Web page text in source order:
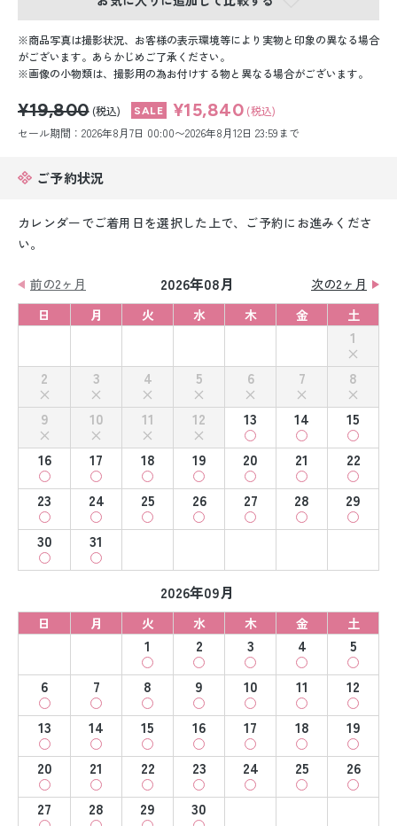
スーツレンタル
色打掛&紋付袴レンタル
白無垢&紋付袴レンタル
商品写真は撮影状況、お客様の表示環境等により実物と印象の異なる場合
がございます。あらかじめご了承ください。
画像の小物類は、撮影用の為お付けする物と異なる場合がございます。
¥19,800 (税込) ¥15,840 (税込)
セール期間：2026年8月7日 00:00〜2026年8月12日 23:59まで
ご予約状況
カレンダーでご着用日を選択した上で、ご予約にお進みくださ
い。
前の2ヶ月 2026年08月
次の2ヶ月
日
月 火 水 木 金 土
1
2
3 4 5 6 7
8
9
10 11 12 13 14
15
16
17 18 19 20 21
22
23
24 25 26 27 28
29
30
31
2026年09月
日 月 火 水 木 金 土
1 2 3 4
5
6
7 8 9 10 11
12
13
14 15 16 17 18
19
20
21 22 23 24 25
26
27
28 29 30